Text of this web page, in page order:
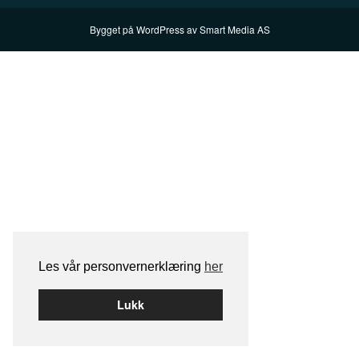
Les vår personvernerklæring her
Lukk
Bygget på WordPressavSmart Media AS